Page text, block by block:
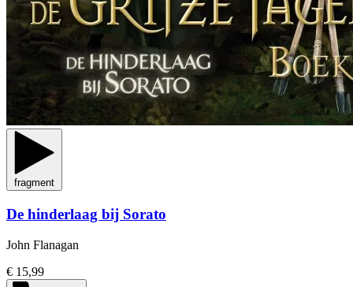
fragment
De hinderlaag bij Sorato
John Flanagan
€ 15,99